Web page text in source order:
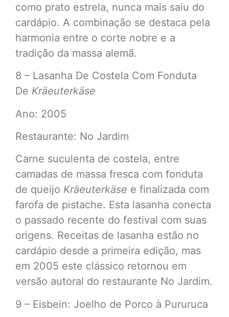
como prato estrela, nunca mais saiu do
cardápio. A combinação se destaca pela
harmonia entre o corte nobre e a
tradição da massa alemã.
8 – Lasanha De Costela Com Fonduta
De Kräeuterkäse
Ano: 2005
Restaurante: No Jardim
Carne suculenta de costela, entre
camadas de massa fresca com fonduta
de queijo Kräeuterkäse e finalizada com
farofa de pistache. Esta lasanha conecta
o passado recente do festival com suas
origens. Receitas de lasanha estão no
cardápio desde a primeira edição, mas
em 2005 este clássico retornou em
versão autoral do restaurante No Jardim.
9 – Eisbein: Joelho de Porco à Pururuca